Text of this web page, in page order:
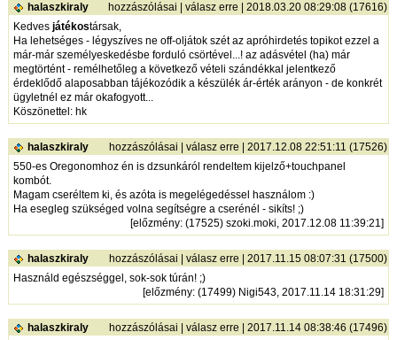
halaszkiraly hozzászólásai |válasz erre | 2018.03.20 08:29:08 (17616)
Kedves játékostársak,
Ha lehetséges - légyszíves ne off-oljátok szét az apróhirdetés topikot ezzel a
már-már személyeskedésbe forduló csörtével...! az adásvétel (ha) már
megtörtént - remélhetőleg a következő vételi szándékkal jelentkező
érdeklődő alaposabban tájékozódik a készülék ár-érték arányon - de konkrét
ügyletnél ez már okafogyott...
Köszönettel: hk
halaszkiraly hozzászólásai |válasz erre | 2017.12.08 22:51:11 (17526)
550-es Oregonomhoz én is dzsunkáról rendeltem kijelző+touchpanel
kombót.
Magam cseréltem ki, és azóta is megelégedéssel használom :)
Ha esegleg szükséged volna segítségre a cserénél - sikíts! ;)
[előzmény: (17525) szoki.moki, 2017.12.08 11:39:21]
halaszkiraly hozzászólásai |válasz erre | 2017.11.15 08:07:31 (17500)
Használd egészséggel, sok-sok túrán! ;)
[előzmény: (17499) Nigi543, 2017.11.14 18:31:29]
halaszkiraly hozzászólásai |válasz erre | 2017.11.14 08:38:46 (17496)